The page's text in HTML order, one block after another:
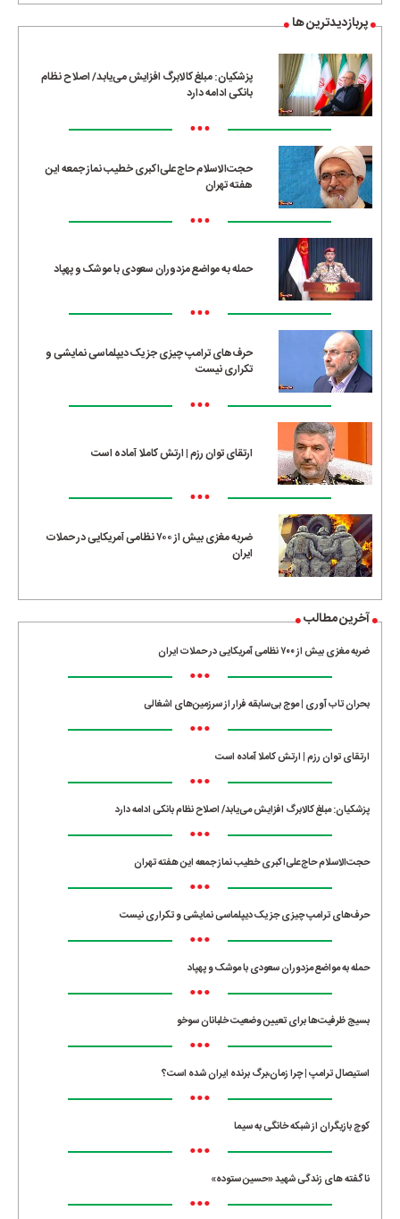
پربازدیدترین ها
پزشکیان: مبلغ کالابرگ افزایش می‌یابد/ اصلاح نظام
بانکی ادامه دارد
•••
حجت‌الاسلام حاج‌علی‌اکبری خطیب نماز جمعه این
هفته تهران
•••
حمله به مواضع مزدوران سعودی با موشک و پهپاد
•••
حرف‌های ترامپ چیزی جز یک دیپلماسی نمایشی و
تکراری نیست
•••
ارتقای توان رزم | ارتش کاملا آماده است
•••
ضربه مغزی بیش از ۷۰۰ نظامی آمریکایی در حملات
ایران
آخرین مطالب
ضربه مغزی بیش از ۷۰۰ نظامی آمریکایی در حملات ایران
•••
بحران تاب آوری | موج بی‌سابقه فرار از سرزمین‌های اشغالی
•••
ارتقای توان رزم | ارتش کاملا آماده است
•••
پزشکیان: مبلغ کالابرگ افزایش می‌یابد/ اصلاح نظام بانکی ادامه دارد
•••
حجت‌الاسلام حاج‌علی‌اکبری خطیب نماز جمعه این هفته تهران
•••
حرف‌های ترامپ چیزی جز یک دیپلماسی نمایشی و تکراری نیست
•••
حمله به مواضع مزدوران سعودی با موشک و پهپاد
•••
بسیج ظرفیت‌ها برای تعیین وضعیت خلبانان سوخو
•••
استیصال ترامپ | چرا زمان،برگ برنده ایران شده است؟
•••
کوچ بازیگران از شبکه خانگی به سیما
•••
ناگفته های زندگی شهید «حسین ستوده»
•••